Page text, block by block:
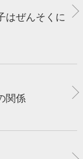
はぜんそくに
関係